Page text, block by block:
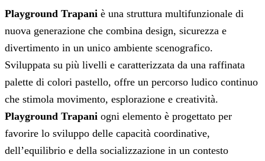
Playground Trapani è una struttura multifunzionale di
nuova generazione che combina design, sicurezza e
divertimento in un unico ambiente scenografico.
Sviluppata su più livelli e caratterizzata da una raffinata
palette di colori pastello, offre un percorso ludico continuo
che stimola movimento, esplorazione e creatività.
Playground Trapani ogni elemento è progettato per
favorire lo sviluppo delle capacità coordinative,
dell’equilibrio e della socializzazione in un contesto